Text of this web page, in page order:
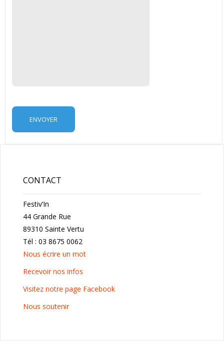
CONTACT
Festiv’In
44 Grande Rue
89310 Sainte Vertu
Tél : 03 8675 0062
Nous écrire un mot
Recevoir nos infos
Visitez notre page Facebook
Nous soutenir